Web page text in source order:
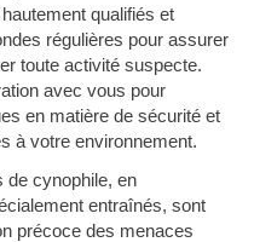
qualifiés et
régulières pour assurer
toute activité suspecte.
avec vous pour
en matière de sécurité et
à votre environnement.
de cynophile, en
entraînés, sont
précoce des menaces